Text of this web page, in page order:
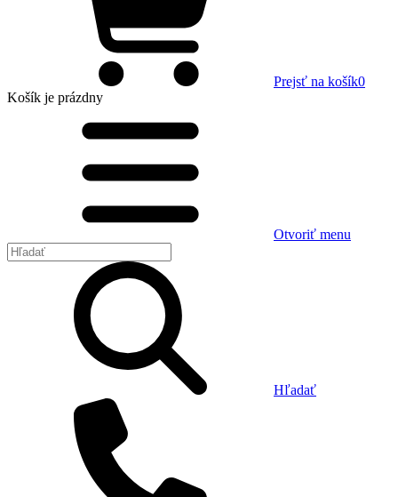
Prejsť na košík0
Košík je prázdny
Otvoriť menu
Hľadať